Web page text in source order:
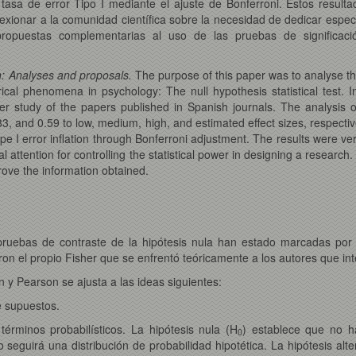
a la comunidad científica sobre la necesidad de dedicar
complementarias al uso de las pruebas de
Analyses and proposals. The purpose of this paper was to analyse
phenomena in psychology: The null hypothesis statistical
study of the papers published in Spanish journals. The
and 0.59 to low, medium, high, and estimated effect sizes,
I error inflation through Bonferroni adjustment. The results were
attention for controlling the statistical power in designing a
the information obtained.
de contraste de la hipótesis nula han estado marcadas
el propio Fisher que se enfrentó teóricamente a los autores que
Pearson se ajusta a las ideas siguientes:
supuestos.
probabilísticos. La hipótesis nula (H0) establece que no
una distribución de probabilidad hipotética. La hipótesis